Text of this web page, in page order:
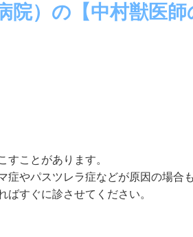
院）の【中村獣医
ことがあります。
やパスツレラ症などが原因の場合
すぐに診させてください。